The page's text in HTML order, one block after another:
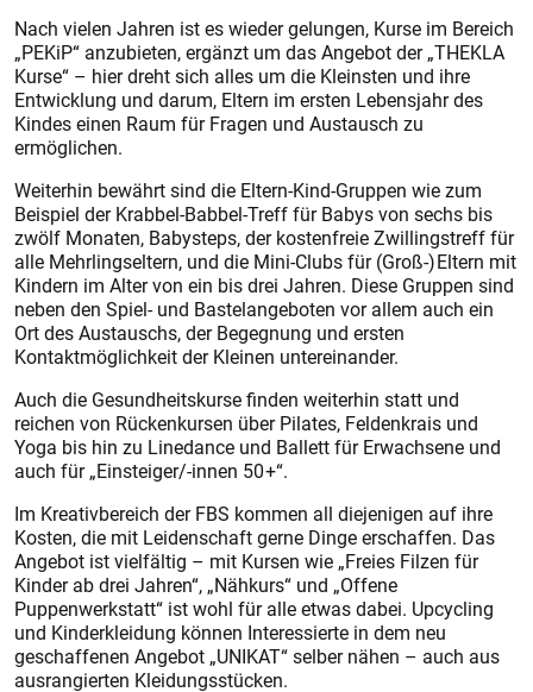
Nach vielen Jahren ist es wieder gelungen, Kurse im Bereich
„PEKiP“ anzubieten, ergänzt um das Angebot der „THEKLA
Kurse“ – hier dreht sich alles um die Kleinsten und ihre
Entwicklung und darum, Eltern im ersten Lebensjahr des
Kindes einen Raum für Fragen und Austausch zu
ermöglichen.
Weiterhin bewährt sind die Eltern-Kind-Gruppen wie zum
Beispiel der Krabbel-Babbel-Treff für Babys von sechs bis
zwölf Monaten, Babysteps, der kostenfreie Zwillingstreff für
alle Mehrlingseltern, und die Mini-Clubs für (Groß-) Eltern mit
Kindern im Alter von ein bis drei Jahren. Diese Gruppen sind
neben den Spiel- und Bastelangeboten vor allem auch ein
Ort des Austauschs, der Begegnung und ersten
Kontaktmöglichkeit der Kleinen untereinander.
Auch die Gesundheitskurse finden weiterhin statt und
reichen von Rückenkursen über Pilates, Feldenkrais und
Yoga bis hin zu Linedance und Ballett für Erwachsene und
auch für „Einsteiger/-innen 50 +“.
Im Kreativbereich der FBS kommen all diejenigen auf ihre
Kosten, die mit Leidenschaft gerne Dinge erschaffen. Das
Angebot ist vielfältig – mit Kursen wie „Freies Filzen für
Kinder ab drei Jahren“, „Nähkurs“ und „Offene
Puppenwerkstatt“ ist wohl für alle etwas dabei. Upcycling
und Kinderkleidung können Interessierte in dem neu
geschaffenen Angebot „UNIKAT“ selber nähen – auch aus
ausrangierten Kleidungsstücken.